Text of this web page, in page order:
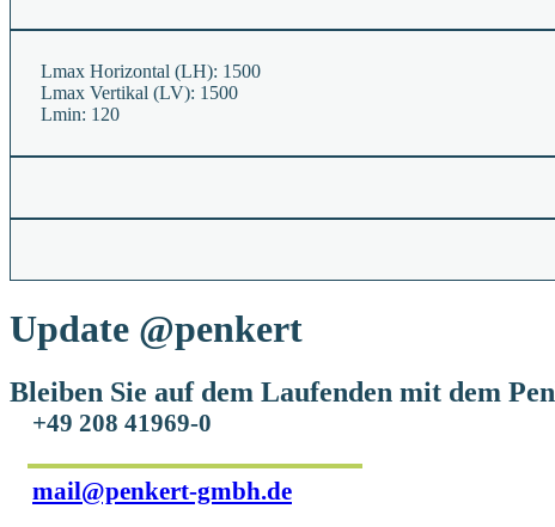
Lmax Horizontal (LH): 1500
Lmax Vertikal (LV): 1500
Lmin: 120
Update @penkert
Bleiben Sie auf dem Laufenden mit dem
+49 208 41969-0
mail@penkert-gmbh.de